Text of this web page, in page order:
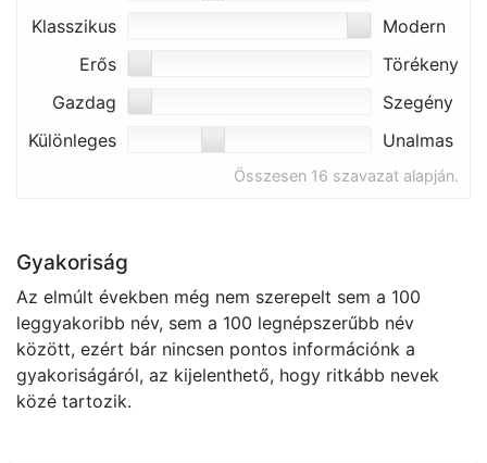
Klasszikus
Modern
Erős
Törékeny
Gazdag
Szegény
Különleges
Unalmas
Összesen 16 szavazat alapján.
Gyakoriság
Az elmúlt években még nem szerepelt sem a 100
leggyakoribb név, sem a 100 legnépszerűbb név
között, ezért bár nincsen pontos információnk a
gyakoriságáról, az kijelenthető, hogy ritkább nevek
közé tartozik.